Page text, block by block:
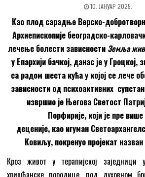
10. ЈАНУАР 2025.
Као плод сарадње Верско-
Архиепископије београдско-
лечење болести зависности Земља
у Епархији бачкој, данас је у Гроцкој,
са радом шеста кућа у којој се лече
зависности од психоактивних
извршио је Његова Светост
Порфирије, који је пре
деценије, као игуман
Ковиљу, покренуо пројекат назван
Кроз живот у терапијској заједници
хришћанске породице, под духовном